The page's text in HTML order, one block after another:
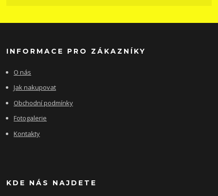
INFORMACE PRO ZÁKAZNÍKY
O nás
Jak nakupovat
Obchodní podmínky
Fotogalerie
Kontakty
KDE NÁS NAJDETE